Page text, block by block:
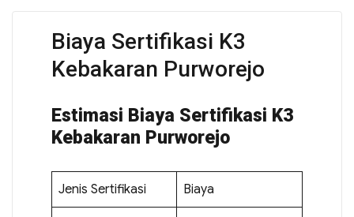
Biaya Sertifikasi K3
Kebakaran Purworejo
Estimasi Biaya Sertifikasi K3
Kebakaran Purworejo
Jenis Sertifikasi Biaya